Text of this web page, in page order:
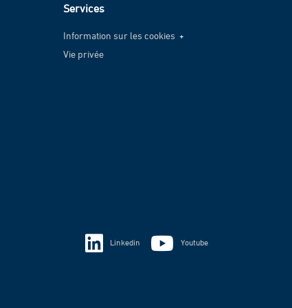
Services
Information sur les cookies
Information sur les cookies
Vie privée
Linkedin Youtube